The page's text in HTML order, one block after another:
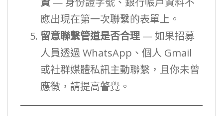
應出現在第一次聯繫的表單上。
留意聯繫管道是否合理 — 如果招募
人員透過 WhatsApp、個人 Gmail
或社群媒體私訊主動聯繫，且你未曾
應徵，請提高警覺。